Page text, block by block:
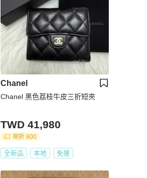
Chanel
Chanel 黑色荔枝牛皮三折短夾
TWD 41,980
現折 800
全新品 本地 免運